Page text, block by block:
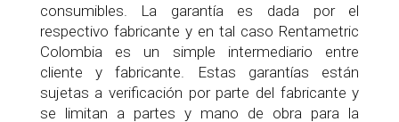
consumibles. La garantía es dada por el
respectivo fabricante y en tal caso Rentametric
Colombia es un simple intermediario entre
cliente y fabricante. Estas garantías están
sujetas a verificación por parte del fabricante y
se limitan a partes y mano de obra para la